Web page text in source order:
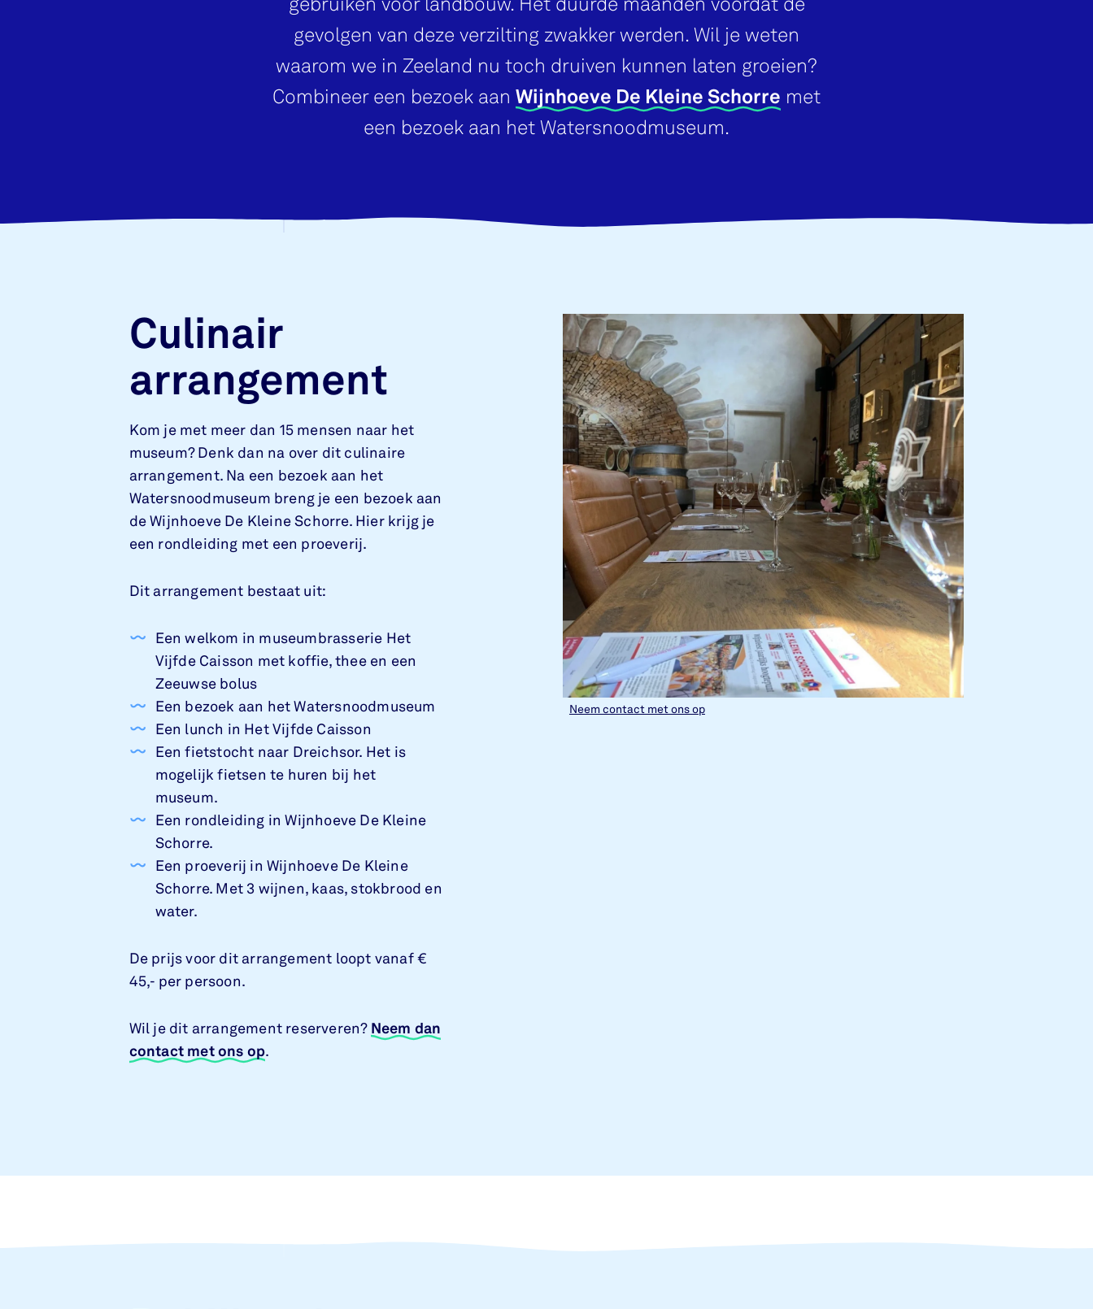
gebruiken voor landbouw. Het duurde maanden voordat de
gevolgen van deze verzilting zwakker werden. Wil je weten
waarom we in Zeeland nu toch druiven kunnen laten groeien?
Combineer een bezoek aan Wijnhoeve De Kleine Schorre met
een bezoek aan het Watersnoodmuseum.
Culinair
arrangement
Kom je met meer dan 15 mensen naar het
museum? Denk dan na over dit culinaire
arrangement. Na een bezoek aan het
Watersnoodmuseum breng je een bezoek aan
de Wijnhoeve De Kleine Schorre. Hier krijg je
een rondleiding met een proeverij.
Dit arrangement bestaat uit:
Een welkom in museumbrasserie Het
Vijfde Caisson met koffie, thee en een
Zeeuwse bolus
Een bezoek aan het Watersnoodmuseum
Een lunch in Het Vijfde Caisson
Een fietstocht naar Dreichsor. Het is
mogelijk fietsen te huren bij het
museum.
Een rondleiding in Wijnhoeve De Kleine
Schorre.
Een proeverij in Wijnhoeve De Kleine
Schorre. Met 3 wijnen, kaas, stokbrood en
water.
De prijs voor dit arrangement loopt vanaf €
45,- per persoon.
Wil je dit arrangement reserveren? Neem dan
contact met ons op.
Neem contact met ons op